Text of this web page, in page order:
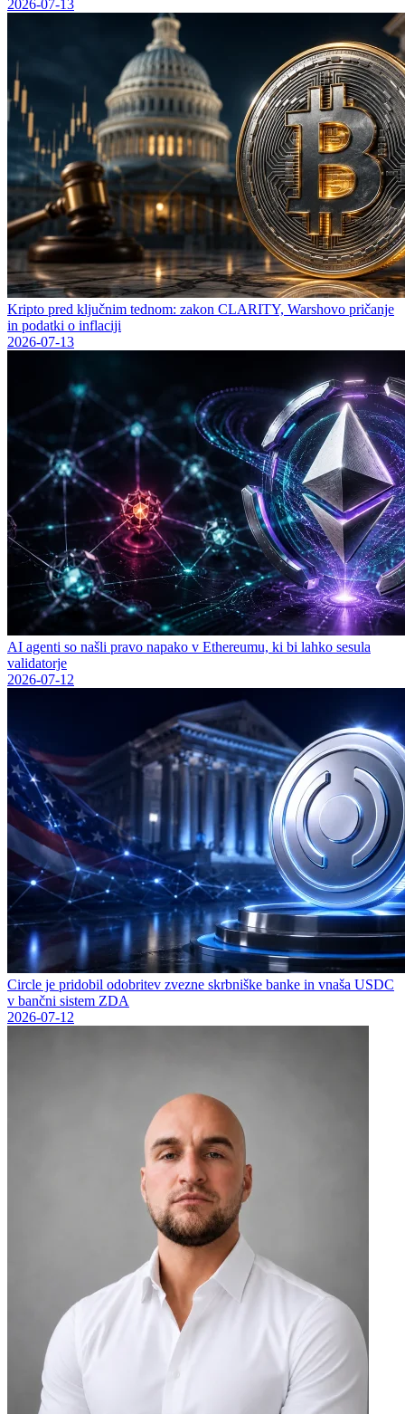
2026-07-13
Kripto pred ključnim tednom: zakon CLARITY, Warshovo pričanje
in podatki o inflaciji
2026-07-13
AI agenti so našli pravo napako v Ethereumu, ki bi lahko sesula
validatorje
2026-07-12
Circle je pridobil odobritev zvezne skrbniške banke in vnaša USDC
v bančni sistem ZDA
2026-07-12